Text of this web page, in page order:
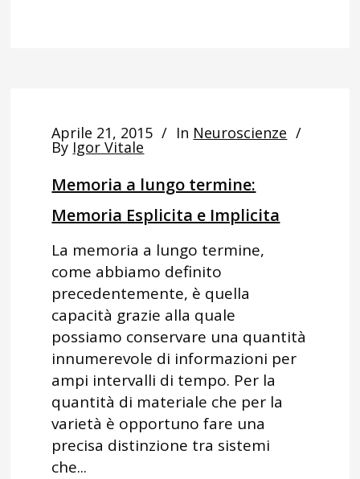
Aprile 21, 2015 In Neuroscienze
By Igor Vitale
Memoria a lungo termine:
Memoria Esplicita e Implicita
La memoria a lungo termine,
come abbiamo definito
precedentemente, è quella
capacità grazie alla quale
possiamo conservare una quantità
innumerevole di informazioni per
ampi intervalli di tempo. Per la
quantità di materiale che per la
varietà è opportuno fare una
precisa distinzione tra sistemi
che...